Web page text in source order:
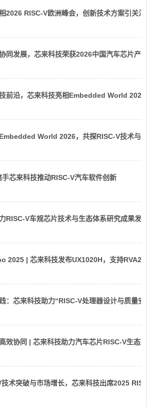
2026 RISC-V欧洲峰会，创新技术方案引关注
同发展，芯来科技荣获2026中国汽车芯片产
前沿，芯来科技亮相Embedded World 2026
World 2026，共探RISC-V技术与
芯来科技推动RISC-V汽车软件创新
RISC-V车规芯片技术与生态体系研究成果发
2025 | 芯来科技发布UX1020H，支持
：芯来科技助力“RISC-V处理器设计与质量
效协同 | 芯来科技助力汽车芯片RISC-V生态
术突破与市场增长，芯来科技出席2025